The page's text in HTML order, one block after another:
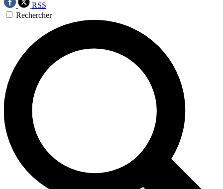
RSS
Rechercher